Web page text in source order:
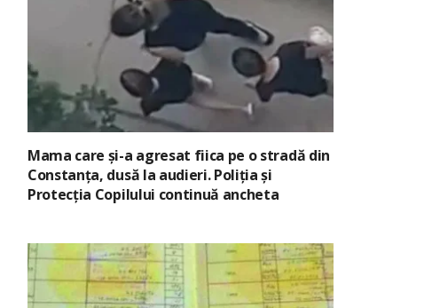
Mama care și-a agresat fiica pe o stradă din
Constanța, dusă la audieri. Poliția și
Protecția Copilului continuă ancheta